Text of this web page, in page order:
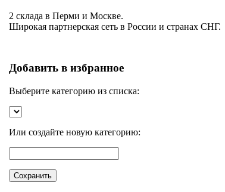
2 склада в Перми и Москве.
Широкая партнерская сеть в России и странах СНГ.
Добавить в избранное
Выберите категорию из списка:
Или создайте новую категорию:
Сохранить